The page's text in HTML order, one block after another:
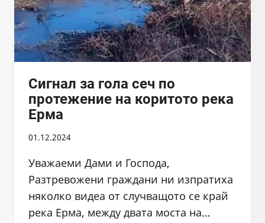
Сигнал за гола сеч по
протежение на коритото река
Ерма
01.12.2024
Уважаеми Дами и Господа,
Разтревожени граждани ни изпратиха
няколко видеа от случващото се край
река Ерма, между двата моста на…